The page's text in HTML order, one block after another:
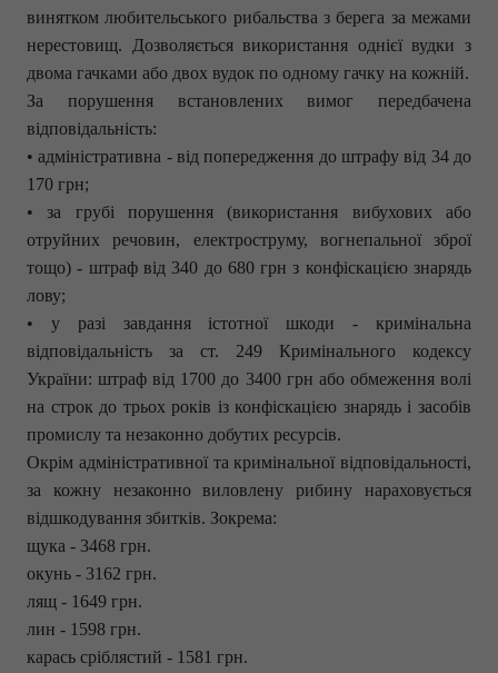
винятком любительського рибальства з берега за межами
нерестовищ. Дозволяється використання однієї вудки з
двома гачками або двох вудок по одному гачку на кожній.
За порушення встановлених вимог передбачена
відповідальність:
• адміністративна - від попередження до штрафу від 34 до
170 грн;
• за грубі порушення (використання вибухових або
отруйних речовин, електроструму, вогнепальної зброї
тощо) - штраф від 340 до 680 грн з конфіскацією знарядь
лову;
• у разі завдання істотної шкоди - кримінальна
відповідальність за ст. 249 Кримінального кодексу
України: штраф від 1700 до 3400 грн або обмеження волі
на строк до трьох років із конфіскацією знарядь і засобів
промислу та незаконно добутих ресурсів.
Окрім адміністративної та кримінальної відповідальності,
за кожну незаконно виловлену рибину нараховується
відшкодування збитків. Зокрема:
щука - 3468 грн.
окунь - 3162 грн.
лящ - 1649 грн.
лин - 1598 грн.
карась сріблястий - 1581 грн.